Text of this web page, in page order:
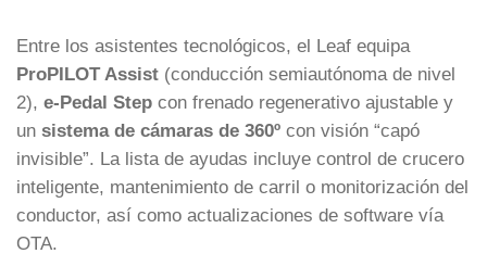
Entre los asistentes tecnológicos, el Leaf equipa
ProPILOT Assist (conducción semiautónoma de nivel
2), e-Pedal Step con frenado regenerativo ajustable y
un sistema de cámaras de 360º con visión “capó
invisible”. La lista de ayudas incluye control de crucero
inteligente, mantenimiento de carril o monitorización del
conductor, así como actualizaciones de software vía
OTA.